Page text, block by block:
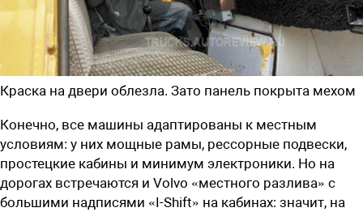
Краска на двери облезла. Зато панель покрыта мехом
Конечно, все машины адаптированы к местным
условиям: у них мощные рамы, рессорные подвески,
простецкие кабины и минимум электроники. Но на
дорогах встречаются и Volvo «местного разлива» с
большими надписями «I-Shift» на кабинах: значит, на